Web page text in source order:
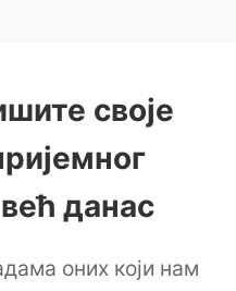
своје
данас
оних који нам